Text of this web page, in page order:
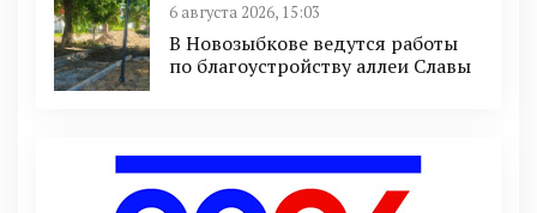
6 августа 2026, 15:03
В Новозыбкове ведутся работы
по благоустройству аллеи Славы